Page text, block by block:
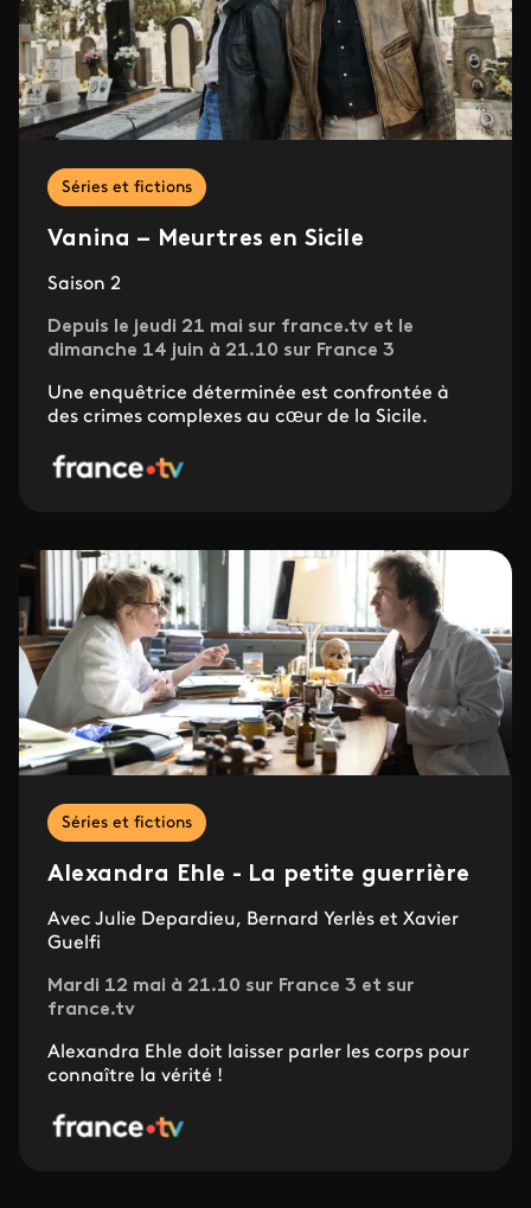
Séries et fictions
Vanina – Meurtres en Sicile
Saison 2
Depuis le jeudi 21 mai sur france.tv et le
dimanche 14 juin à 21.10 sur France 3
Une enquêtrice déterminée est confrontée à
des crimes complexes au cœur de la Sicile.
Séries et fictions
Alexandra Ehle - La petite guerrière
Avec Julie Depardieu, Bernard Yerlès et Xavier
Guelfi
Mardi 12 mai à 21.10 sur France 3 et sur
france.tv
Alexandra Ehle doit laisser parler les corps pour
connaître la vérité !